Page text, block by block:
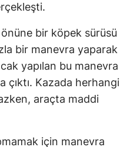
önüne bir köpek sürüsü
bir manevra yaparak
yapılan bu manevra
çıktı. Kazada herhangi
araçta maddi